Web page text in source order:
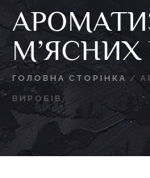
М’ЯСНИХ
ГОЛОВНА СТОРІНКА /
ВИРОБІВ